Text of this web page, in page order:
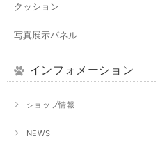
クッション
写真展示パネル
インフォメーション
ショップ情報
NEWS